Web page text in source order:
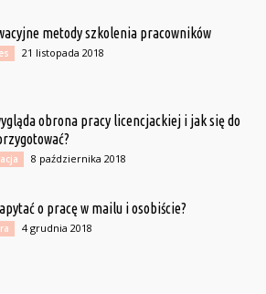
metody szkolenia pracowników
21 listopada 2018
obrona pracy licencjackiej i jak się do
8 października 2018
o pracę w mailu i osobiście?
4 grudnia 2018